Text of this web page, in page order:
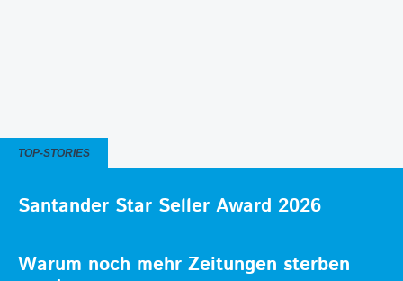
TOP-STORIES
Santander Star Seller Award 2026
Warum noch mehr Zeitungen sterben